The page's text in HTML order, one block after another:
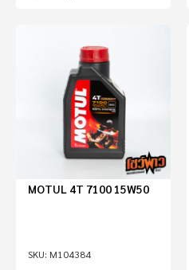
M104384
MOTUL 4T 7100 15W50